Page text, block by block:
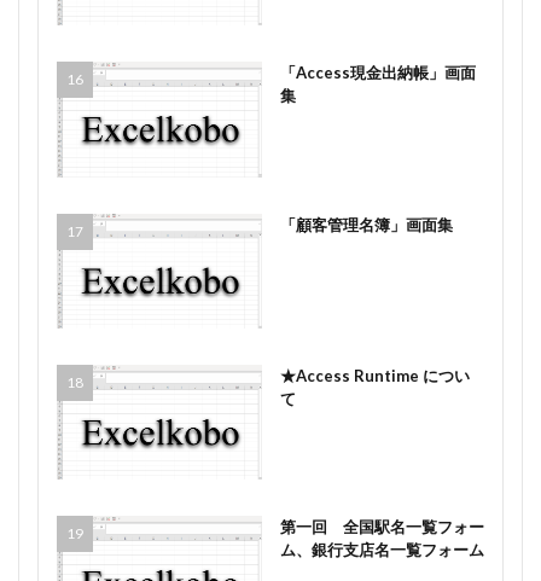
「Access現金出納帳」画面
集
「顧客管理名簿」画面集
★Access Runtime につい
て
第一回 全国駅名一覧フォー
ム、銀行支店名一覧フォーム